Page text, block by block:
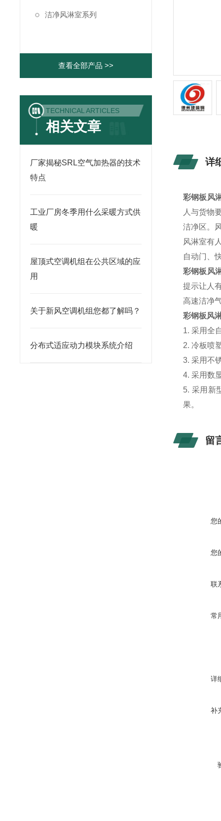
洁净风淋室系列
查看全部产品 >>
TECHNICAL ARTICLES
相关文章
厂家揭秘SRL空气加热器的技术
特点
工业厂房冬季用什么采暖方式供
暖
屋顶式空调机组在公共区域的应
用
关于新风空调机组您都了解吗？
分布式适应动力模块系统介绍
详
彩钢板风
人与货物
洁净区。
风淋室有
自动门、
彩钢板风
提示让人
高速洁净
彩钢板风
1. 采用全
2. 冷板喷
3. 采用不
4. 采用数
5. 采用新
果。
留
您
您
联
常
详
补